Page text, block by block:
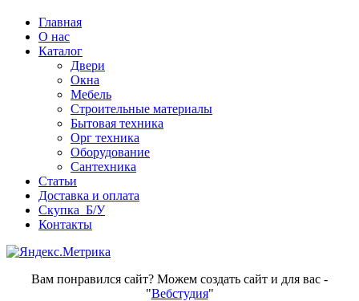
Главная
О нас
Каталог
Двери
Окна
Мебель
Строительные материалы
Бытовая техника
Орг техника
Оборудование
Сантехника
Статьи
Доставка и оплата
Скупка Б/У
Контакты
Вам понравился сайт? Можем создать сайт и для вас -
"Вебстудия"